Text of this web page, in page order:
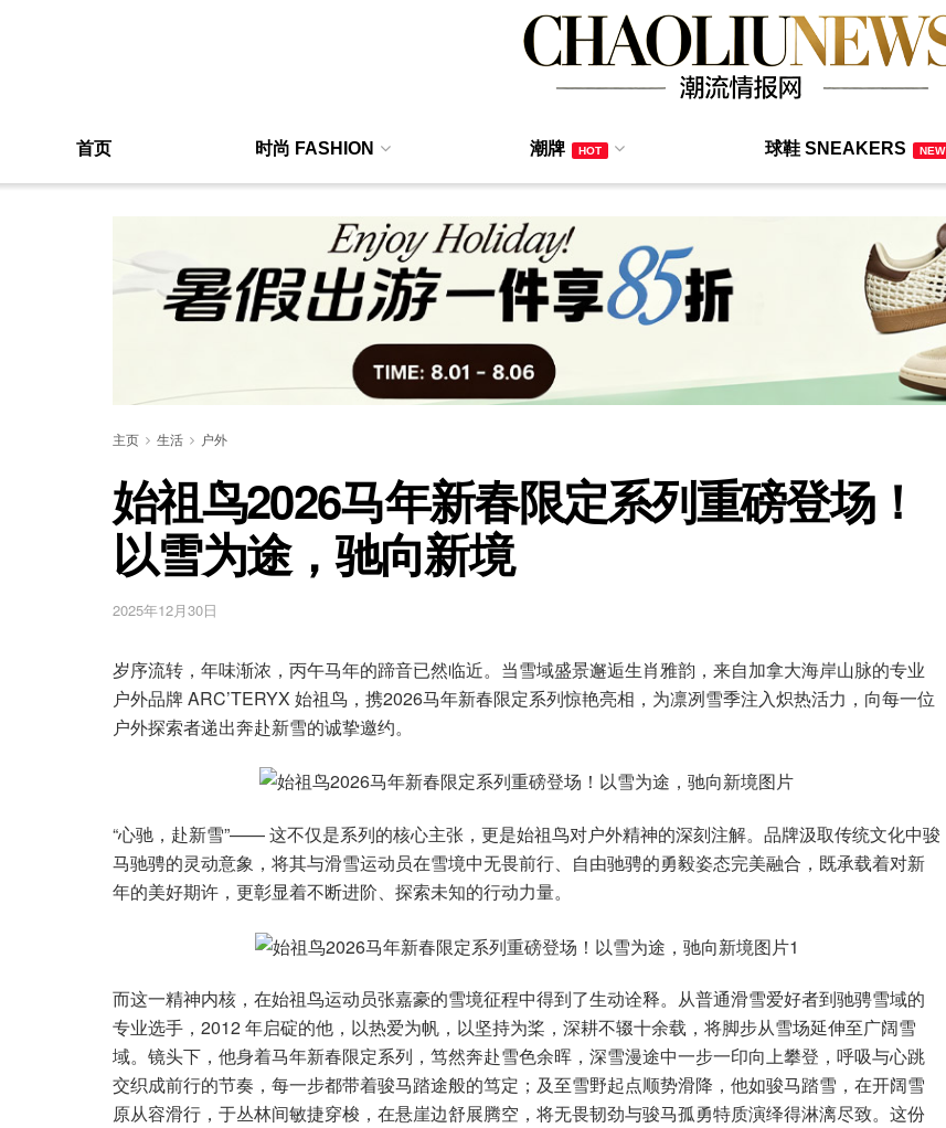
首页 时尚 FASHION 潮牌 HOT 球鞋 SNEAKERS NEW
主页 生活 户外
始祖鸟2026马年新春限定系列重磅登场！
以雪为途，驰向新境
2025年12月30日
岁序流转，年味渐浓，丙午马年的蹄音已然临近。当雪域盛景邂逅生肖雅韵，来自加拿大海岸山脉的专业
户外品牌 ARC’TERYX 始祖鸟，携2026马年新春限定系列惊艳亮相，为凛冽雪季注入炽热活力，向每一位
户外探索者递出奔赴新雪的诚挚邀约。
“心驰，赴新雪”—— 这不仅是系列的核心主张，更是始祖鸟对户外精神的深刻注解。品牌汲取传统文化中骏
马驰骋的灵动意象，将其与滑雪运动员在雪境中无畏前行、自由驰骋的勇毅姿态完美融合，既承载着对新
年的美好期许，更彰显着不断进阶、探索未知的行动力量。
而这一精神内核，在始祖鸟运动员张嘉豪的雪境征程中得到了生动诠释。从普通滑雪爱好者到驰骋雪域的
专业选手，2012 年启碇的他，以热爱为帆，以坚持为桨，深耕不辍十余载，将脚步从雪场延伸至广阔雪
域。镜头下，他身着马年新春限定系列，笃然奔赴雪色余晖，深雪漫途中一步一印向上攀登，呼吸与心跳
交织成前行的节奏，每一步都带着骏马踏途般的笃定；及至雪野起点顺势滑降，他如骏马踏雪，在开阔雪
原从容滑行，于丛林间敏捷穿梭，在悬崖边舒展腾空，将无畏韧劲与骏马孤勇特质演绎得淋漓尽致。这份